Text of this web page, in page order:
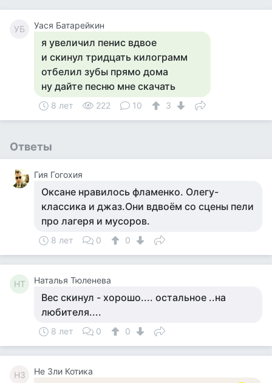
УБ Уася Батарейкин
я увеличил пенис вдвое
и скинул тридцать килограмм
отбелил зубы прямо дома
ну дайте песню мне скачать
8 лет 222 10 3
Ответы
Гия Гогохия
Оксане нравилось фламенко. Олегу-
классика и джаз.Они вдвоём со сцены пели
про лагеря и мусоров.
8 лет 0 0
НТ Наталья Тюленева
Вес скинул - хорошо.... остальное ..на
любителя....
8 лет 0 0
НЗ Не Зли Котика